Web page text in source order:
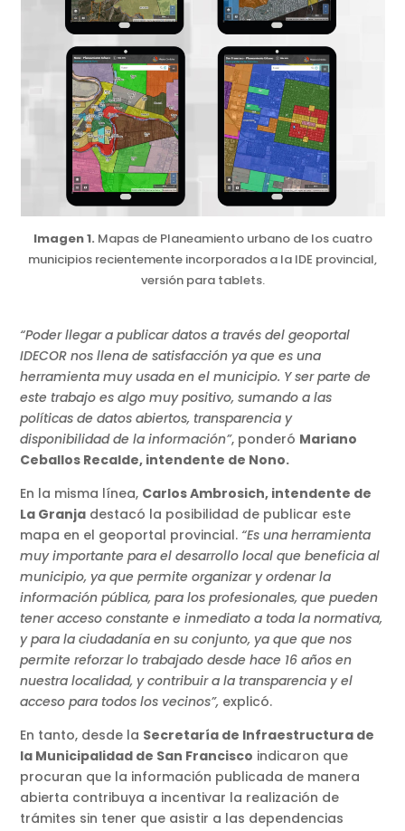
Imagen 1. Mapas de Planeamiento urbano de los cuatro
municipios recientemente incorporados a la IDE provincial,
versión para tablets.
“Poder llegar a publicar datos a través del geoportal
IDECOR nos llena de satisfacción ya que es una
herramienta muy usada en el municipio. Y ser parte de
este trabajo es algo muy positivo, sumando a las
políticas de datos abiertos, transparencia y
disponibilidad de la información”, ponderó Mariano
Ceballos Recalde, intendente de Nono.
En la misma línea, Carlos Ambrosich, intendente de
La Granja destacó la posibilidad de publicar este
mapa en el geoportal provincial. “Es una herramienta
muy importante para el desarrollo local que beneficia al
municipio, ya que permite organizar y ordenar la
información pública, para los profesionales, que pueden
tener acceso constante e inmediato a toda la normativa,
y para la ciudadanía en su conjunto, ya que que nos
permite reforzar lo trabajado desde hace 16 años en
nuestra localidad, y contribuir a la transparencia y el
acceso para todos los vecinos”, explicó.
En tanto, desde la Secretaría de Infraestructura de
la Municipalidad de San Francisco indicaron que
procuran que la información publicada de manera
abierta contribuya a incentivar la realización de
trámites sin tener que asistir a las dependencias